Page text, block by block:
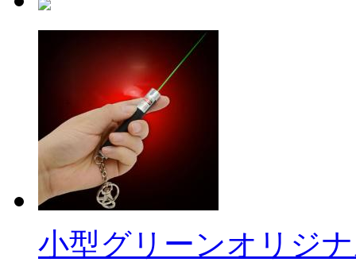
小型グリーンオリジ